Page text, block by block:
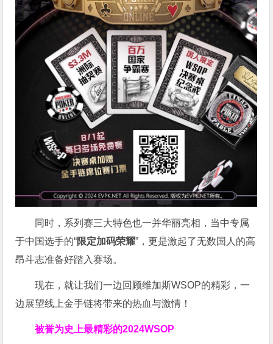
同时，系列赛三大特色也一并华丽亮相，当中专属
于中国选手的“限定加码荣耀”，更是激起了无数国人的高
昂斗志准备好踏入赛场。
现在，就让我们一边回顾维加斯WSOP的精彩，一
边展望线上金手链将带来的热血与激情！
被誉为史上最精彩的2024WSOP